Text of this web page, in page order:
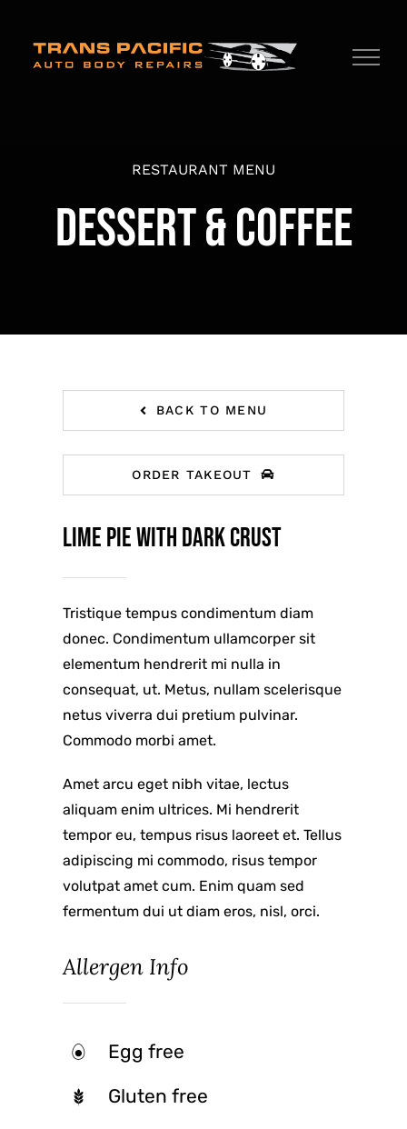
content
RESTAURANT MENU
DESSERT & COFFEE
BACK TO MENU
ORDER TAKEOUT
Lime Pie With Dark Crust
Tristique tempus condimentum diam
donec. Condimentum ullamcorper sit
elementum hendrerit mi nulla in
consequat, ut. Metus, nullam scelerisque
netus viverra dui pretium pulvinar.
Commodo morbi amet.
Amet arcu eget nibh vitae, lectus
aliquam enim ultrices. Mi hendrerit
tempor eu, tempus risus laoreet et. Tellus
adipiscing mi commodo, risus tempor
volutpat amet cum. Enim quam sed
fermentum dui ut diam eros, nisl, orci.
Allergen Info
Egg free
Gluten free